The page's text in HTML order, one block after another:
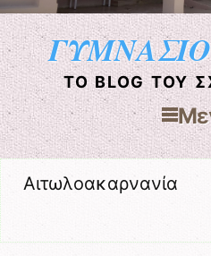
ΤΟ BLOG ΤΟΥ
Μετάβαση στο περιεχόμενο
Αιτωλοακαρνανία